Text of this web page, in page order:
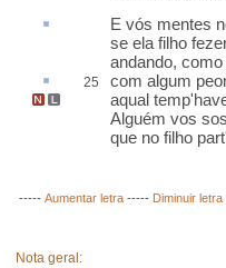
E vós mentes
se ela filho
andando,
25 com algum
aqual
Alguém vos
que no filho
----- Aumentar letra ----- Diminuir letra
Nota geral: